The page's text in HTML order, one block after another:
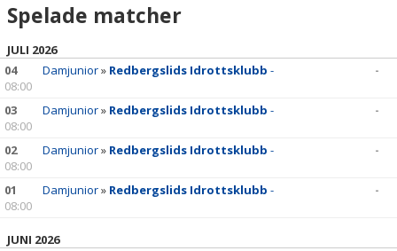
Spelade matcher
JULI 2026
04
08:00
Damjunior» Redbergslids Idrottsklubb - -
03
08:00
Damjunior» Redbergslids Idrottsklubb - -
02
08:00
Damjunior» Redbergslids Idrottsklubb - -
01
08:00
Damjunior» Redbergslids Idrottsklubb - -
JUNI 2026